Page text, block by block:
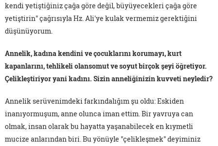
kendi yetiştiğiniz çağa göre değil, büyüyecekleri çağa göre
yetiştirin" çağrısıyla Hz. Ali'ye kulak vermemiz gerektiğini
düşünüyorum.
Annelik, kadına kendini ve çocuklarını korumayı, kurt
kapanlarını, tehlikeli olansomut ve soyut birçok şeyi öğretiyor.
Çelikleştiriyor yani kadını. Sizin anneliğinizin kuvveti neyledir?
Annelik serüvenimdeki farkındalığım şu oldu: Eskiden
inanıyormuşum, anne olunca iman ettim. Bir yavruya can
olmak, insan olarak bu hayatta yaşanabilecek en kıymetli
mucize anlarından biri. Bu yönüyle "çelikleşmek" deyiminiz